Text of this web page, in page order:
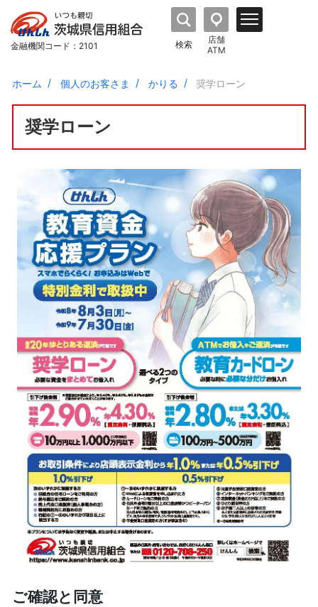
金融機関コード：2101 検索
店舗
ATM
ホーム 個人のお客さま かりる 奨学ローン
奨学ローン
ご確認と同意